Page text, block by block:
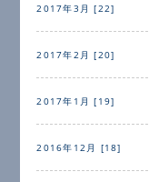
2017年3月 [22]
2017年2月 [20]
2017年1月 [19]
2016年12月 [18]